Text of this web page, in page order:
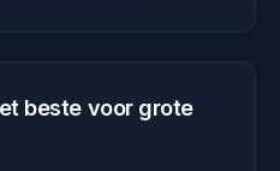
beste voor grote